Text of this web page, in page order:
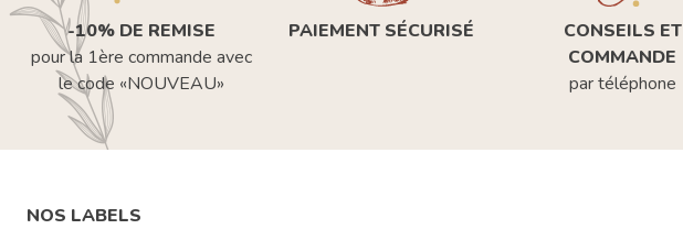
-10% DE REMISE
pour la 1ère commande avec
le code «NOUVEAU»
PAIEMENT SÉCURISÉ
CONSEILS ET
COMMANDE
par téléphone
NOS LABELS